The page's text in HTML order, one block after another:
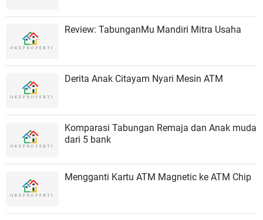
Review: TabunganMu Mandiri Mitra Usaha
Derita Anak Citayam Nyari Mesin ATM
Komparasi Tabungan Remaja dan Anak muda
dari 5 bank
Mengganti Kartu ATM Magnetic ke ATM Chip